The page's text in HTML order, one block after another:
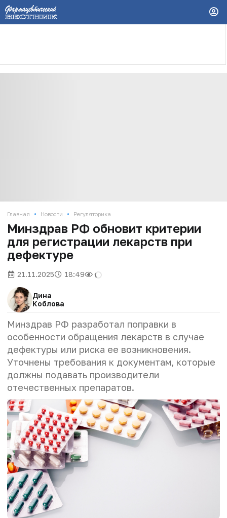
Главная • Новости • Регуляторика
Минздрав РФ обновит критерии
для регистрации лекарств при
дефектуре
21.11.2025 18:49
Дина
Коблова
Минздрав РФ разработал поправки в
особенности обращения лекарств в случае
дефектуры или риска ее возникновения.
Уточнены требования к документам, которые
должны подавать производители
отечественных препаратов.